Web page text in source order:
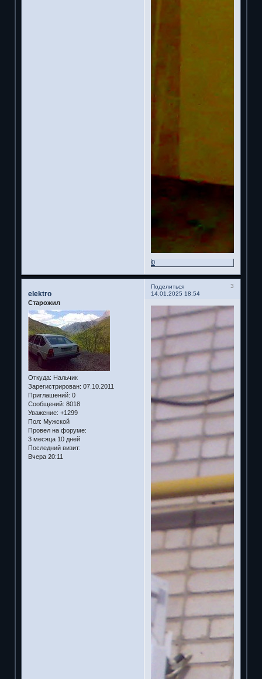
0
Поделиться
3
14.01.2025 18:54
elektro
Старожил
Откуда: Нальчик
Зарегистрирован: 07.10.2011
Приглашений: 0
Сообщений: 8018
Уважение: +1299
Пол: Мужской
Провел на форуме:
3 месяца 10 дней
Последний визит:
Вчера 20:11